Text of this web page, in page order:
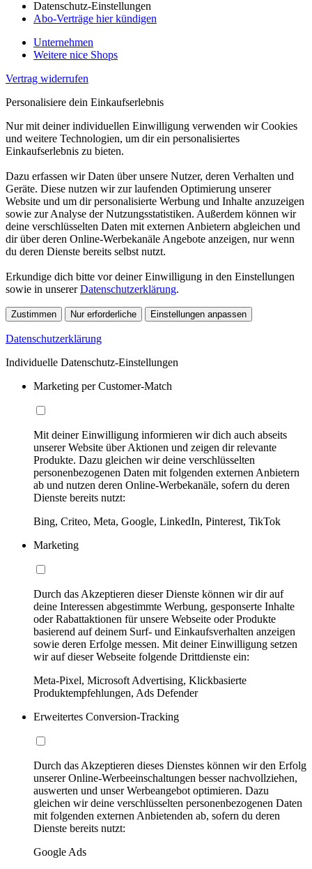
Datenschutz-Einstellungen
Abo-Verträge hier kündigen
Unternehmen
Weitere nice Shops
Vertrag widerrufen
Personalisiere dein Einkaufserlebnis
Nur mit deiner individuellen Einwilligung verwenden wir Cookies
und weitere Technologien, um dir ein personalisiertes
Einkaufserlebnis zu bieten.
Dazu erfassen wir Daten über unsere Nutzer, deren Verhalten und
Geräte. Diese nutzen wir zur laufenden Optimierung unserer
Website und um dir personalisierte Werbung und Inhalte anzuzeigen
sowie zur Analyse der Nutzungsstatistiken. Außerdem können wir
deine verschlüsselten Daten mit externen Anbietern abgleichen und
dir über deren Online-Werbekanäle Angebote anzeigen, nur wenn
du deren Dienste bereits selbst nutzt.
Erkundige dich bitte vor deiner Einwilligung in den Einstellungen
sowie in unsererDatenschutzerklärung.
Zustimmen Nur erforderliche Einstellungen anpassen
Datenschutzerklärung
Individuelle Datenschutz-Einstellungen
Marketing per Customer-Match
Mit deiner Einwilligung informieren wir dich auch abseits
unserer Website über Aktionen und zeigen dir relevante
Produkte. Dazu gleichen wir deine verschlüsselten
personenbezogenen Daten mit folgenden externen Anbietern
ab und nutzen deren Online-Werbekanäle, sofern du deren
Dienste bereits nutzt:
Bing, Criteo, Meta, Google, LinkedIn, Pinterest, TikTok
Marketing
Durch das Akzeptieren dieser Dienste können wir dir auf
deine Interessen abgestimmte Werbung, gesponserte Inhalte
oder Rabattaktionen für unsere Webseite oder Produkte
basierend auf deinem Surf- und Einkaufsverhalten anzeigen
sowie deren Erfolge messen. Mit deiner Einwilligung setzen
wir auf dieser Webseite folgende Drittdienste ein:
Meta-Pixel, Microsoft Advertising, Klickbasierte
Produktempfehlungen, Ads Defender
Erweitertes Conversion-Tracking
Durch das Akzeptieren dieses Dienstes können wir den Erfolg
unserer Online-Werbeeinschaltungen besser nachvollziehen,
auswerten und unser Werbeangebot optimieren. Dazu
gleichen wir deine verschlüsselten personenbezogenen Daten
mit folgenden externen Anbietenden ab, sofern du deren
Dienste bereits nutzt:
Google Ads